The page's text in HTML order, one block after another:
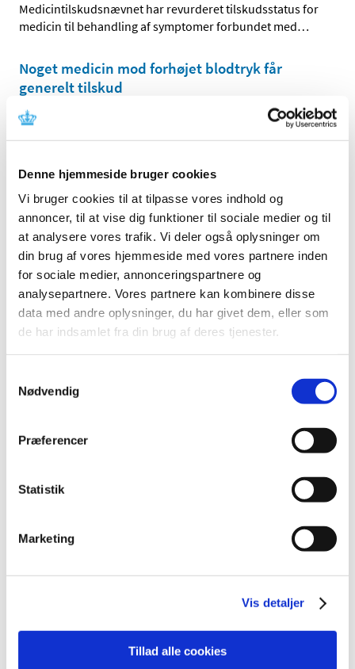
Denne hjemmeside bruger cookies
Vi bruger cookies til at tilpasse vores indhold og
annoncer, til at vise dig funktioner til sociale medier og til
at analysere vores trafik. Vi deler også oplysninger om
din brug af vores hjemmeside med vores partnere inden
for sociale medier, annonceringspartnere og
analysepartnere. Vores partnere kan kombinere disse
data med andre oplysninger, du har givet dem, eller som
de har indsamlet fra din brug af deres tjenester.
Nødvendig
Præferencer
Statistik
Marketing
Vis detaljer
Tillad alle cookies
Medicintilskudsnævnet har revurderet tilskudsstatus for
medicin til behandling af symptomer forbundet med…
Noget medicin mod forhøjet blodtryk får
generelt tilskud
2. juli 2018
Lægemiddelstyrelsen har besluttet, at medicin, der
indeholder telmisartan, telmisartan+hydrochlorthiazid…
Alle (2506)
2026 (84)
2025 (158)
2024 (224)
2023 (195)
2022 (197)
2020 (263)
oktober (16)
august (6)
juni (13)
marts (21)